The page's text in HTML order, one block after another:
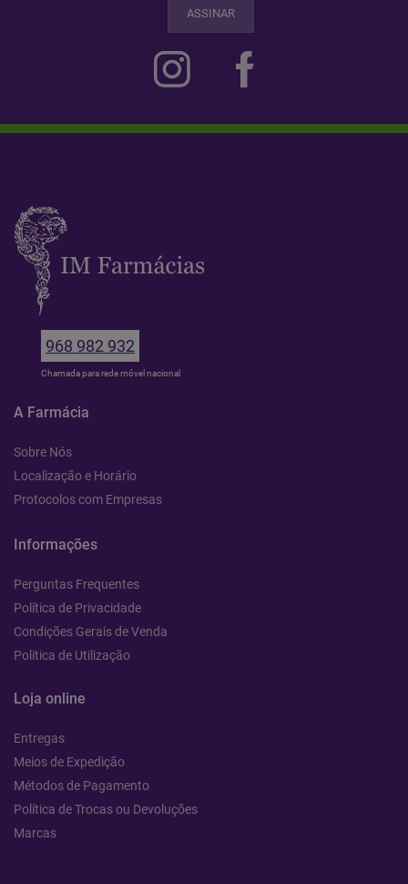
ASSINAR
968 982 932
Chamada para rede móvel nacional
A Farmácia
Sobre Nós
Localização e Horário
Protocolos com Empresas
Informações
Perguntas Frequentes
Política de Privacidade
Condições Gerais de Venda
Politica de Utilização
Loja online
Entregas
Meios de Expedição
Métodos de Pagamento
Política de Trocas ou Devoluções
Marcas